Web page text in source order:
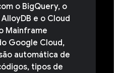
o BigQuery, o
e o Cloud
Mainframe
Google Cloud,
automática de
tipos de